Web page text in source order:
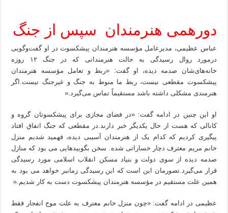
دورهمی هنرمندان سپس از جنگ
عباس عظیمی، مدیرعامل مؤسسه هنرمندان پیشکسوت در او گفت‌و‌گویی
درمورد روال رسیدگی به حالت هنرمندانی که در جنگ ۱۲ روزه
خانه‌های‌شان صدمه دیده، او گفت: «ربط و تعامل مؤسسه هنرمندان
پیشکسوت مقطعی نیست، ربط ما منوط به جنگ و غیرجنگ نیست.اگر
هنرمندی مشکلی داشته باشد مستقیماً تماس می‌گیرد.«
او این چنین در ادامه گفت: «در فضای مجازی برای پیشکسوتان گروه و
کانالی که هست از حال یکدیگر خبر دارند.در مقطعی که جنگ اتفاق افتاد
پیگیری کردیم که کدام یک از هنرمندان آسیبی دیده، فهمید شدیم منزل
خانم مریم معترف دچار خساراتی شده. سخن بگویید‌هایی می بود که منازل
صدمه دیده از سوی دولت و بنیاد مسکن انقلاب اسلامی مورد رسیدگی
قرار می‌گیرد.تصورمان این است که این رسیدگی زمانبر خواهد می بود به
همین علت مستقیم در مؤسسه هنرمندان پیشکسوت دست به کار شدیم.«
عظیمی در ادامه گفت: «چون منزل خانم معترف به علت موج انفجار فقط